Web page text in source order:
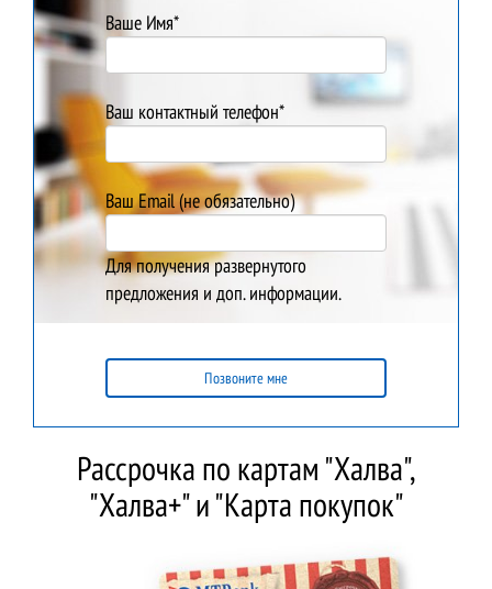
Ваше Имя*
Ваш контактный телефон*
Ваш Email (не обязательно)
Для получения развернутого
предложения и доп. информации.
Позвоните мне
Рассрочка по картам "Халва",
"Халва+" и "Карта покупок"